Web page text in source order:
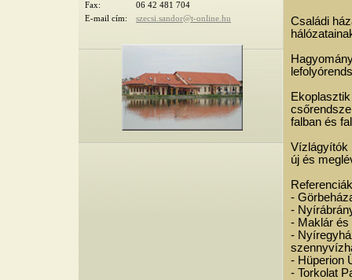
Fax:
06 42 481 704
E-mail cím:
szecsi.sandor@t-online.hu
Családi
falban és
Vízlágyítók
új és
-
-
- Maklár és
-
- Hüperion
- Torkolat